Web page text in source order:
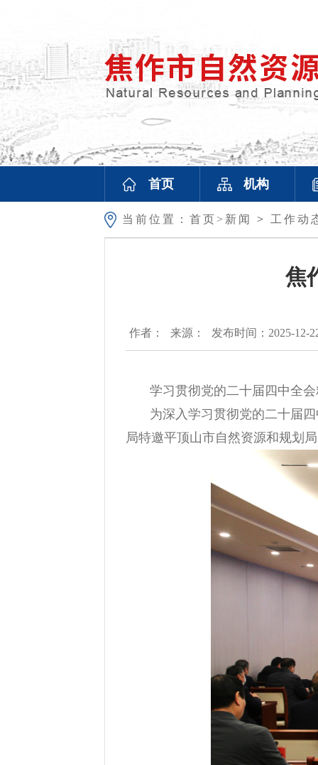
首页 机构
当前位置： 首页> 新闻 > 工作动
焦
作者： 来源： 发布时间：2025-12-
学习贯彻党的二十届四中全
为深入学习贯彻党的二十届
局特邀平顶山市自然资源和规划